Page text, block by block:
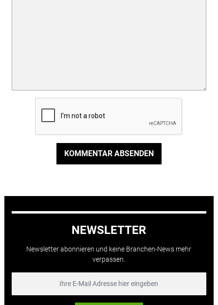
KOMMENTAR ABSENDEN
NEWSLETTER
Newsletter abonnieren und keine Branchen-News mehr
verpassen.